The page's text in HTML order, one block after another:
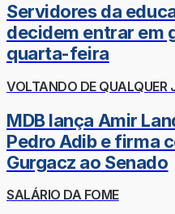
Servidores da
decidem entrar em
quarta-feira
VOLTANDO DE QUALQUER
MDB lança Amir
Pedro Adib e firma
Gurgacz ao Senado
SALÁRIO DA FOME